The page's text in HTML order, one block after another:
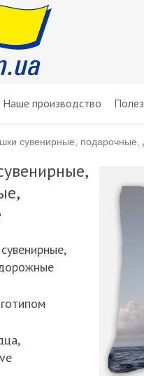
Наше производство
сувенирные, подарочные,